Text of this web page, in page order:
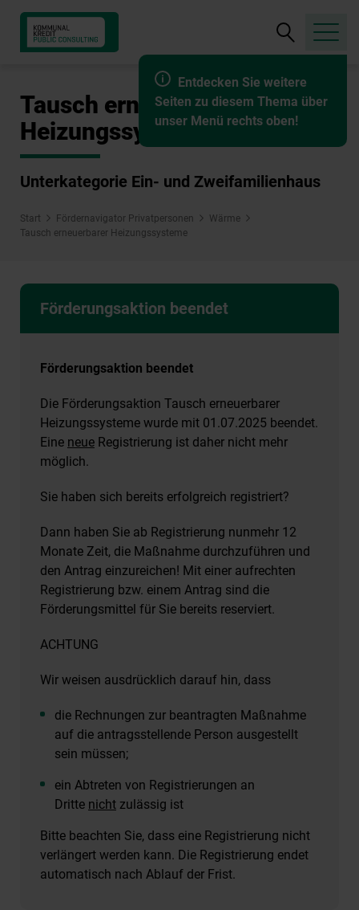
Entdecken Sie weitere
Seiten zu diesem Thema über
unser Menü rechts oben!
Suche
öffnen
Tausch erneuerbarer
Heizungssysteme
Unterkategorie Ein- und Zweifamilienhaus
Start Fördernavigator Privatpersonen
Wärme
Tausch erneuerbarer Heizungssysteme
Förderungsaktion beendet
Förderungsaktion beendet
Die Förderungsaktion Tausch erneuerbarer
Heizungssysteme wurde mit 01.07.2025 beendet.
Eine neue Registrierung ist daher nicht mehr
möglich.
Sie haben sich bereits erfolgreich registriert?
Dann haben Sie ab Registrierung nunmehr 12
Monate Zeit, die Maßnahme durchzuführen und
den Antrag einzureichen! Mit einer aufrechten
Registrierung bzw. einem Antrag sind die
Förderungsmittel für Sie bereits reserviert.
ACHTUNG
Wir weisen ausdrücklich darauf hin, dass
die Rechnungen zur beantragten Maßnahme
auf die antragsstellende Person ausgestellt
sein müssen;
ein Abtreten von Registrierungen an
Dritte nicht zulässig ist
Bitte beachten Sie, dass eine Registrierung nicht
verlängert werden kann. Die Registrierung endet
automatisch nach Ablauf der Frist.